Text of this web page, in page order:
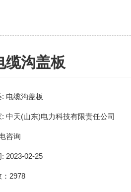
缆沟盖板
: 电缆沟盖板
: 中天(山东)电力科技有限责任公司
咨询
: 2023-02-25
2978